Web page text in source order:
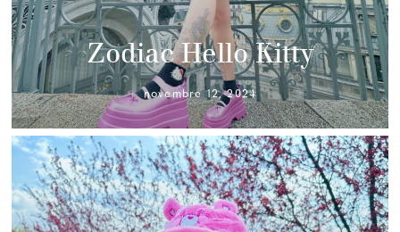
Zodiac Hello Kitty
novembre 12, 2024